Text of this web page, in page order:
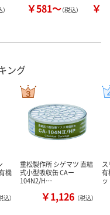
￥581～（税込） ￥
ング
機
込）
重松製作所 シゲマツ 直結
式小型吸収缶 CAー
104N2/H…
￥1,126 （税込）
有